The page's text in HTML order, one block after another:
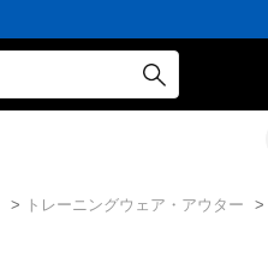
> トレーニングウェア・アウター >